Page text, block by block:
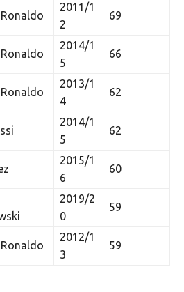
2011/1
2
69
2014/1
5
66
2013/1
4
62
2014/1
5
62
2015/1
6
60
2019/2
0
59
2012/1
3
59